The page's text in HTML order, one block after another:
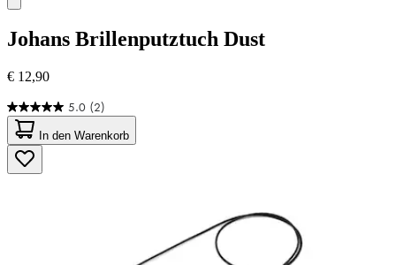
Johans Brillenputztuch Dust
€ 12,90
5.0 (2)
5.0
von
5
Sternen.
2
In den Warenkorb